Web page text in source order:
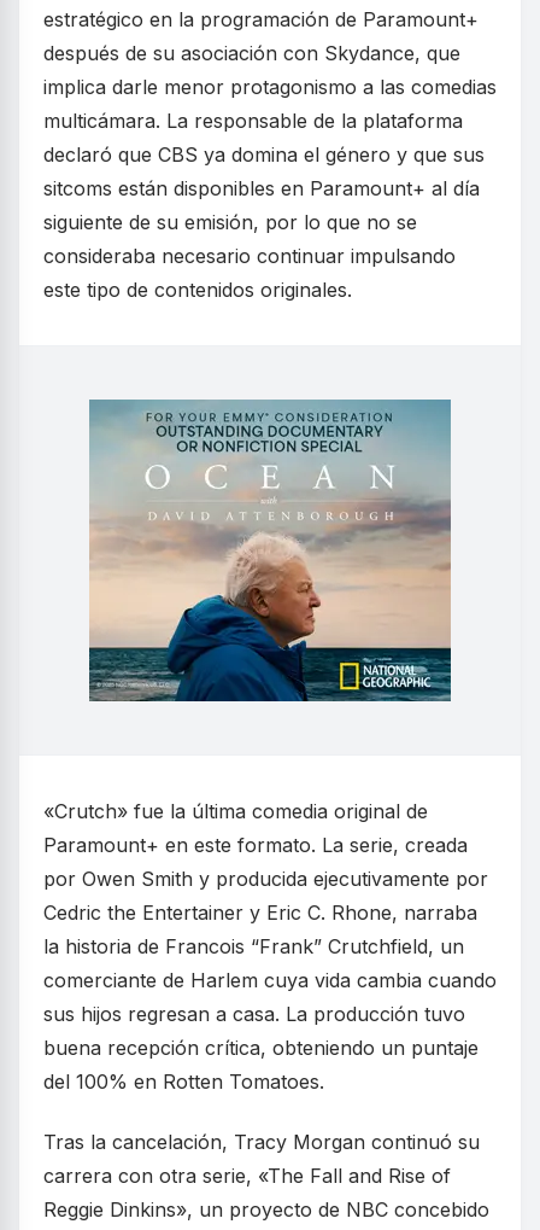
estratégico en la programación de Paramount+
después de su asociación con Skydance, que
implica darle menor protagonismo a las comedias
multicámara. La responsable de la plataforma
declaró que CBS ya domina el género y que sus
sitcoms están disponibles en Paramount+ al día
siguiente de su emisión, por lo que no se
consideraba necesario continuar impulsando
este tipo de contenidos originales.
«Crutch» fue la última comedia original de
Paramount+ en este formato. La serie, creada
por Owen Smith y producida ejecutivamente por
Cedric the Entertainer y Eric C. Rhone, narraba
la historia de Francois “Frank” Crutchfield, un
comerciante de Harlem cuya vida cambia cuando
sus hijos regresan a casa. La producción tuvo
buena recepción crítica, obteniendo un puntaje
del 100% en Rotten Tomatoes.
Tras la cancelación, Tracy Morgan continuó su
carrera con otra serie, «The Fall and Rise of
Reggie Dinkins», un proyecto de NBC concebido